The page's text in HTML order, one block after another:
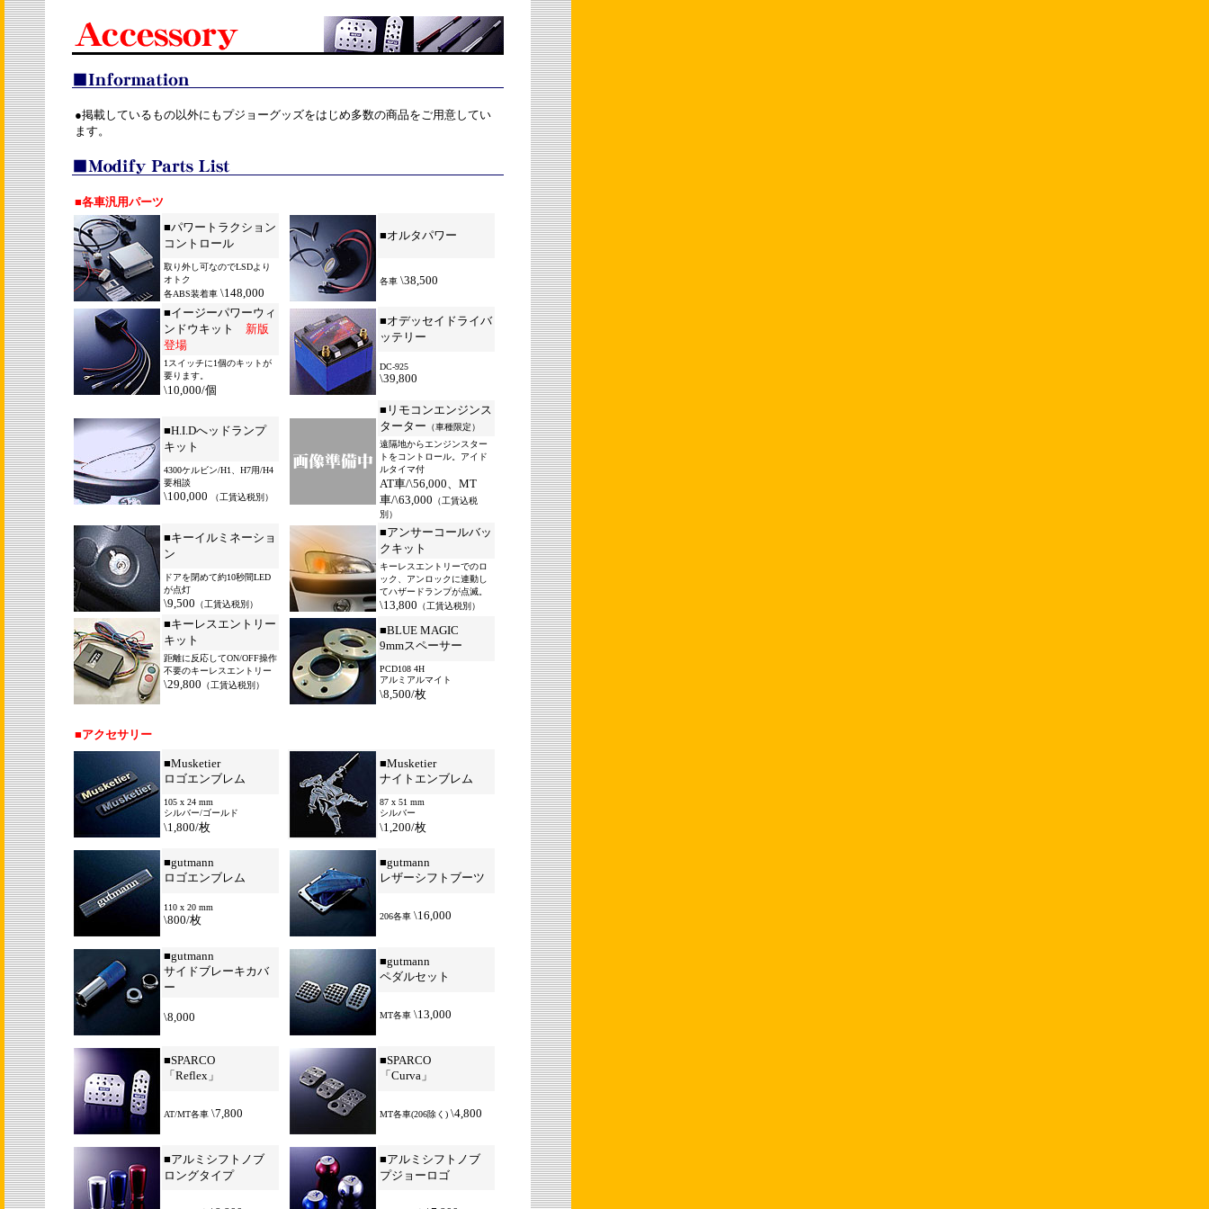
●掲載しているもの以外にもプジョーグッズをはじめ多数の商品をご用意してい
ます。
■各車汎用パーツ
■パワートラクション
コントロール
取り外し可なのでLSDより
オトク
各ABS装着車 \148,000
■オルタパワー
各車 \38,500
■イージーパワーウィ
ンドウキット 新版
登場
1スイッチに1個のキットが
要ります。
\10,000/個
■オデッセイドライバ
ッテリー
DC-925
\39,800
■H.I.Dへッドランプ
キット
4300ケルビン/H1、H7用/H4
要相談
\100,000 （工賃込税別）
■ リモコンエンジンス
ターター （車種限定）
遠隔地からエンジンスター
トをコントロール。アイド
ルタイマ付
AT車/\56,000、MT
車/\63,000 （工賃込税
別）
■キーイルミネーショ
ン
ドアを閉めて約10秒間LED
が点灯
\9,500 （工賃込税別）
■アンサーコールバッ
クキット
キーレスエントリーでのロ
ック、アンロックに連動し
てハザードランプが点滅。
\13,800 （工賃込税別）
■キーレスエントリー
キット
距離に反応してON/OFF操作
不要のキーレスエントリー
\29,800 （工賃込税別）
■BLUE MAGIC
9mmスペーサー
PCD108 4H
アルミアルマイト
\8,500/枚
■アクセサリー
■Musketier
ロゴエンブレム
105 x 24 mm
シルバー/ゴールド
\1,800/枚
■Musketier
ナイトエンブレム
87 x 51 mm
シルバー
\1,200/枚
■gutmann
ロゴエンブレム
110 x 20 mm
\800/枚
■gutmann
レザーシフトブーツ
206各車 \16,000
■gutmann
サイドブレーキカバ
ー
\8,000
■gutmann
ペダルセット
MT各車 \13,000
■SPARCO
「Reflex」
AT/MT各車 \7,800
■SPARCO
「Curva」
MT各車(206除く) \4,800
■アルミシフトノブ
ロングタイプ
■アルミシフトノブ
プジョーロゴ